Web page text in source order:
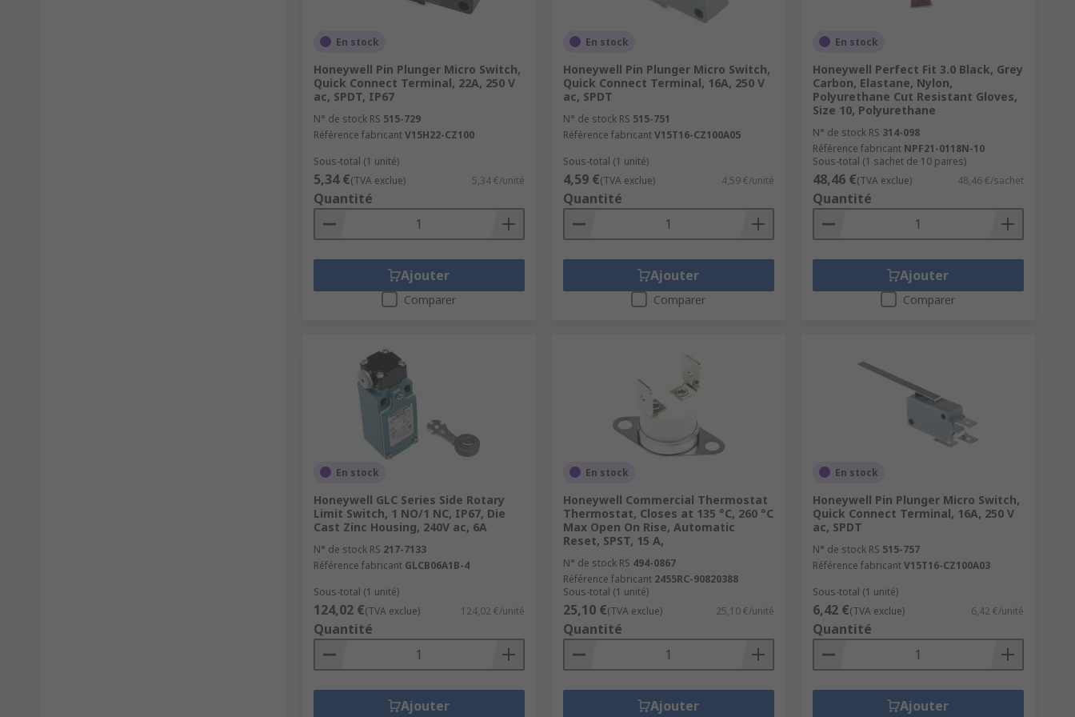
En stock
Honeywell Pin Plunger Micro Switch,
Quick Connect Terminal, 22A, 250 V
ac, SPDT, IP67
N° de stock RS 515-729
Référence fabricantV15H22-CZ100
Sous-total (1 unité)
5,34 €(TVA exclue) 5,34 €/unité
Quantité
Ajouter
Comparer
En stock
Honeywell Pin Plunger Micro Switch,
Quick Connect Terminal, 16A, 250 V
ac, SPDT
N° de stock RS 515-751
Référence fabricantV15T16-CZ100A05
Sous-total (1 unité)
4,59 €(TVA exclue) 4,59 €/unité
Quantité
Ajouter
Comparer
En stock
Honeywell Perfect Fit 3.0 Black, Grey
Carbon, Elastane, Nylon,
Polyurethane Cut Resistant Gloves,
Size 10, Polyurethane
N° de stock RS 314-098
Référence fabricant NPF21-0118N-10
Sous-total (1 sachet de 10 paires)
48,46 €(TVA exclue) 48,46 €/sachet
Quantité
Ajouter
Comparer
En stock
Honeywell GLC Series Side Rotary
Limit Switch, 1 NO/1 NC, IP67, Die
Cast Zinc Housing, 240V ac, 6A
N° de stock RS 217-7133
Référence fabricant GLCB06A1B-4
Sous-total (1 unité)
124,02 €(TVA exclue) 124,02 €/unité
Quantité
Ajouter
En stock
Honeywell Commercial Thermostat
Thermostat, Closes at 135 °C, 260 °C
Max Open On Rise, Automatic
Reset, SPST, 15 A,
N° de stock RS 494-0867
Référence fabricant 2455RC-90820388
Sous-total (1 unité)
25,10 €(TVA exclue) 25,10 €/unité
Quantité
Ajouter
En stock
Honeywell Pin Plunger Micro Switch,
Quick Connect Terminal, 16A, 250 V
ac, SPDT
N° de stock RS 515-757
Référence fabricantV15T16-CZ100A03
Sous-total (1 unité)
6,42 €(TVA exclue) 6,42 €/unité
Quantité
Ajouter